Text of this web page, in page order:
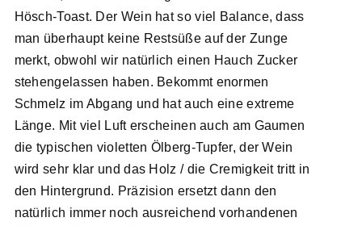
Hösch-Toast. Der Wein hat so viel Balance, dass
man überhaupt keine Restsüße auf der Zunge
merkt, obwohl wir natürlich einen Hauch Zucker
stehengelassen haben. Bekommt enormen
Schmelz im Abgang und hat auch eine extreme
Länge. Mit viel Luft erscheinen auch am Gaumen
die typischen violetten Ölberg-Tupfer, der Wein
wird sehr klar und das Holz / die Cremigkeit tritt in
den Hintergrund. Präzision ersetzt dann den
natürlich immer noch ausreichend vorhandenen